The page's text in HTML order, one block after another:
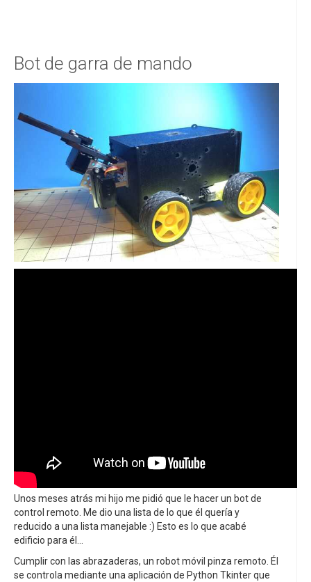
Bot de garra de mando
Unos meses atrás mi hijo me pidió que le hacer un bot de
control remoto. Me dio una lista de lo que él quería y
reducido a una lista manejable :) Esto es lo que acabé
edificio para él...
Cumplir con las abrazaderas, un robot móvil pinza remoto. Él
se controla mediante una aplicación de Python Tkinter que